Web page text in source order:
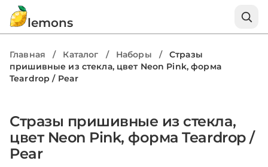
lemons
Главная / Каталог / Наборы /
Стразы
пришивные из стекла, цвет Neon Pink, форма
Teardrop / Pear
Стразы пришивные из стекла,
цвет Neon Pink, форма Teardrop /
Pear